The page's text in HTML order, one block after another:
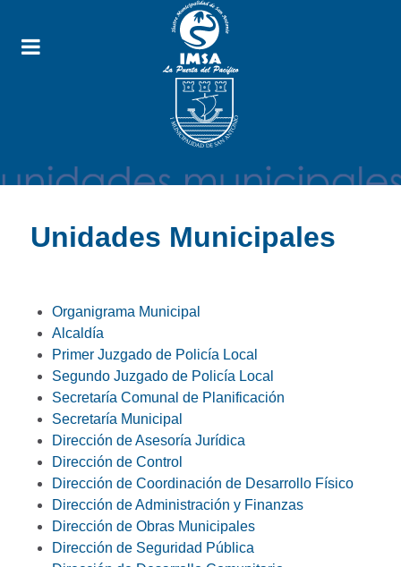
Unidades Municipales
Organigrama Municipal
Alcaldía
Primer Juzgado de Policía Local
Segundo Juzgado de Policía Local
Secretaría Comunal de Planificación
Secretaría Municipal
Dirección de Asesoría Jurídica
Dirección de Control
Dirección de Coordinación de Desarrollo Físico
Dirección de Administración y Finanzas
Dirección de Obras Municipales
Dirección de Seguridad Pública